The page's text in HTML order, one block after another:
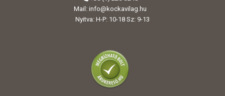
Mail: info@kockavilag.hu
Nyitva: H-P: 10-18 Sz: 9-13